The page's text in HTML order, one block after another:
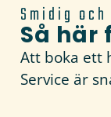
Smidig
Så här
Att boka ett
Service är